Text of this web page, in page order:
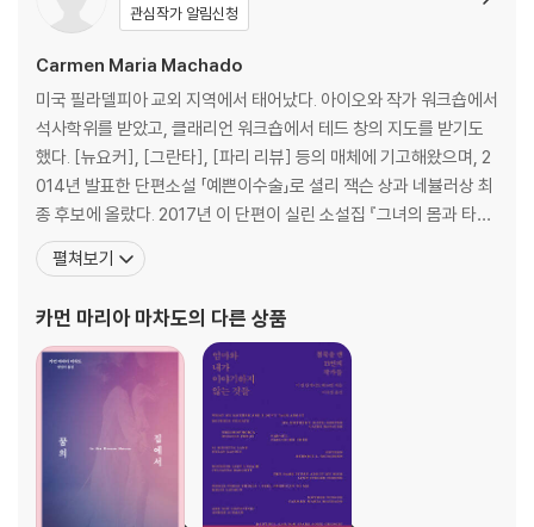
감사의 말
옮긴이의 말
관심작가 알림신청
Carmen Maria Machado
미국 필라델피아 교외 지역에서 태어났다. 아이오와 작가 워크숍에서
석사학위를 받았고, 클래리언 워크숍에서 테드 창의 지도를 받기도
했다. [뉴요커], [그란타], [파리 리뷰] 등의 매체에 기고해왔으며, 2
014년 발표한 단편소설 「예쁜이수술」로 셜리 잭슨 상과 네뷸러상 최
종 후보에 올랐다. 2017년 이 단편이 실린 소설집 『그녀의 몸과 타인
들의 파티 Her Body and Other Parties』를 출간했다. 여러 장르
를 넘나들며 여성의 몸과 욕망을 독창적인 목소리로 이야기한 소설집
펼쳐보기
카먼 마리아 마차도의 다른 상품